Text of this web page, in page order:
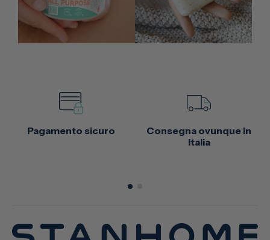
Pagamento sicuro
Consegna ovunque in
Italia